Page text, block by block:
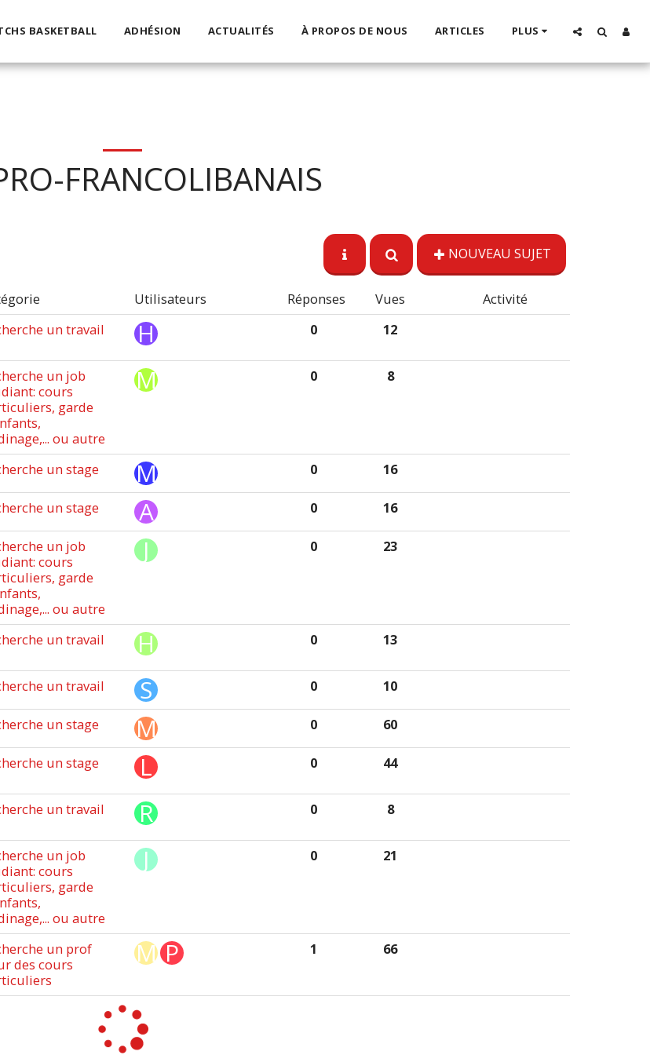
BASKETBALL ADHÉSION ACTUALITÉS À PROPOS DE NOUS ARTICLES PLUS
FRANCOLIBANAIS
NOUVEAU SUJET
Utilisateurs Réponses Vues
Activité
un travail 0 12
un job
cours
garde
ou autre
0 8
un stage 0 16
un stage 0 16
un job
cours
garde
ou autre
0 23
un travail 0 13
un travail 0 10
un stage 0 60
un stage 0 44
un travail 0 8
un job
cours
garde
ou autre
0 21
un prof
des cours
1 66